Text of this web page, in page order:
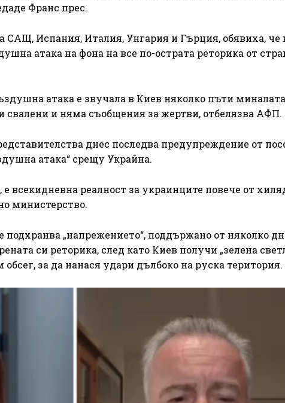
Франс прес.
САЩ, Испания, Италия, Унгария и Гърция, обявиха, че
атака на фона на все по-острата реторика от
атака е звучала в Киев няколко пъти
свалени и няма съобщения за жертви, отбелязва АФП.
днес последва предупреждение от
атака“ срещу Украйна.
всекидневна реалност за украинците повече от
министерство.
„напрежението“, поддържано от няколко
си реторика, след като Киев получи „зелена
за да нанася удари дълбоко на руска територия.